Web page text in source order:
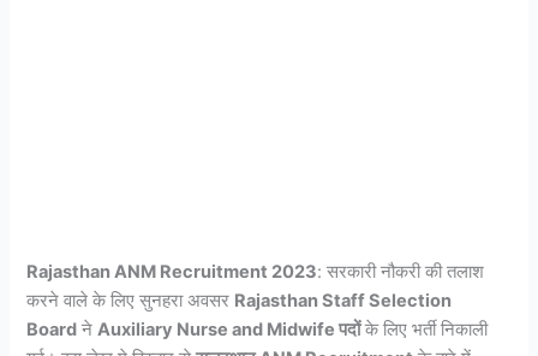
Rajasthan ANM Recruitment 2023: सरकारी नौकरी की तलाश
करने वाले के लिए सुनहरा अवसर Rajasthan Staff Selection
Board नेAuxiliary Nurse and Midwife पदोंके लिए भर्ती निकाली